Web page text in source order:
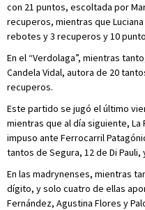
con 21 puntos, escoltada por
recuperos, mientras que
rebotes y 3 recuperos y 10
En el “Verdolaga”, mientras
Candela Vidal, autora de 20
recuperos.
Este partido se jugó el último
mientras que al día siguiente,
impuso ante Ferrocarril
tantos de Segura, 12 de Di Pauli,
En las madrynenses, mientras
dígito, y solo cuatro de ellas
Fernández, Agustina Flores y